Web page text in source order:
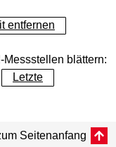
Grafik
Stand
entfernen
blättern:
Letzte
Seitenanfang